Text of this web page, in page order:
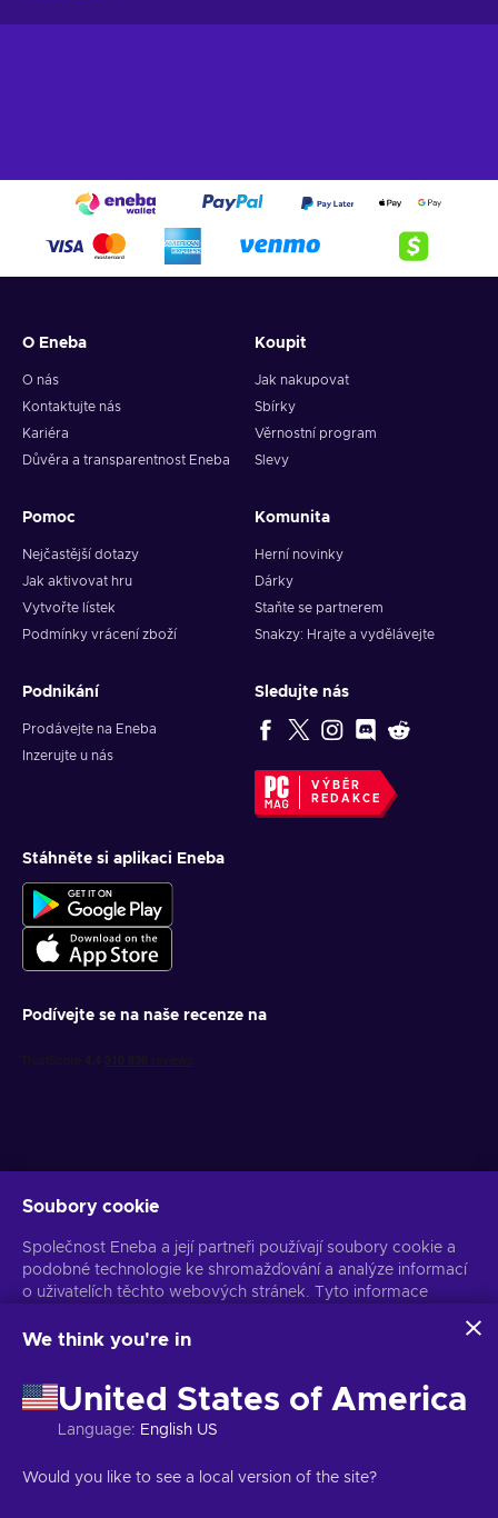
O Eneba
O nás
Kontaktujte nás
Kariéra
Důvěra a transparentnost Eneba
Koupit
Jak nakupovat
Sbírky
Věrnostní program
Slevy
Pomoc
Nejčastější dotazy
Jak aktivovat hru
Vytvořte lístek
Podmínky vrácení zboží
Komunita
Herní novinky
Dárky
Staňte se partnerem
Snakzy: Hrajte a vydělávejte
Podnikání
Prodávejte na Eneba
Inzerujte u nás
Sledujte nás
VÝBĚR
REDAKCE
Stáhněte si aplikaci Eneba
Podívejte se na naše recenze na
Získejte personalizované nabídky her
Předplatit
Z odběru se můžete kdykoli odhlásit. Více informací naleznete v
Copyright © 2026 Eneba. Všechna práva vyhrazena. JSC „Helis play“,
Soubory cookie
Společnost Eneba a její partneři používají soubory cookie a
podobné technologie ke shromažďování a analýze informací
o uživatelích těchto webových stránek. Tyto informace
stránkách. Vaše osobní údaje mohou být také použity k
Kliknutím na tlačítko „Přijmout vše“ souhlasíte s používáním
těchto technologií společností Eneba a jejími partnery. Svůj
souhlas můžete upravit kliknutím na tlačítko „Přizpůsobit“.
naleznete na Bezpečnost a ochrana osobních údajů firem
We think you're in
United States of America
Language: English US
Would you like to see a local version of the site?